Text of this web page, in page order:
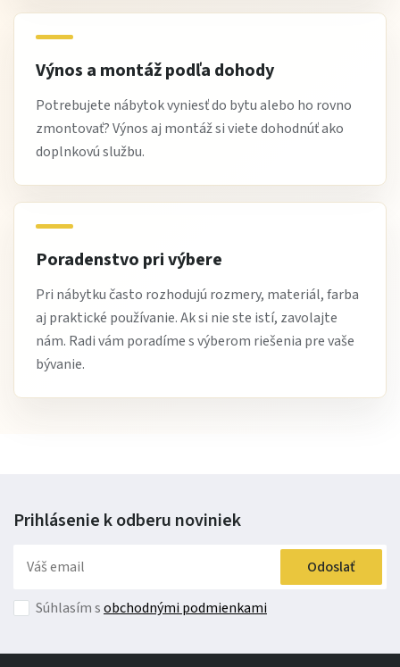
Koža Spessorata:
Objavte spektrum odtieňov a dotyk talianskej
dokonalosti.
Koža Spessorata je k dispozícii v širokej škále farieb,
takže si môžete vybrať odtieň, ktorý najlepšie ladí s
Koža Spessorata: Talianska Kvalita pre Váš Domov
Spoznajteluxus a odolnosť s exkluzívnou kožou
bezkonkurenčnú odolnosť, čo z nej robí ideálnu voľbu
1,5 mmponúka koža Spessorata nielen vizuálne bohatú
každodennému opotrebovaniu.
Prečo si vybrať kožu Spessorata?
Výnos a montáž podľa dohody
Potrebujete nábytok vyniesť do bytu alebo ho rovno
zmontovať? Výnos aj montáž si viete dohodnúť ako
doplnkovú službu.
Poradenstvo pri výbere
Pri nábytku často rozhodujú rozmery, materiál, farba
aj praktické používanie. Ak si nie ste istí, zavolajte
nám. Radi vám poradíme s výberom riešenia pre vaše
bývanie.
Prihlásenie k odberu noviniek
Odoslať
Súhlasím sobchodnými podmienkami